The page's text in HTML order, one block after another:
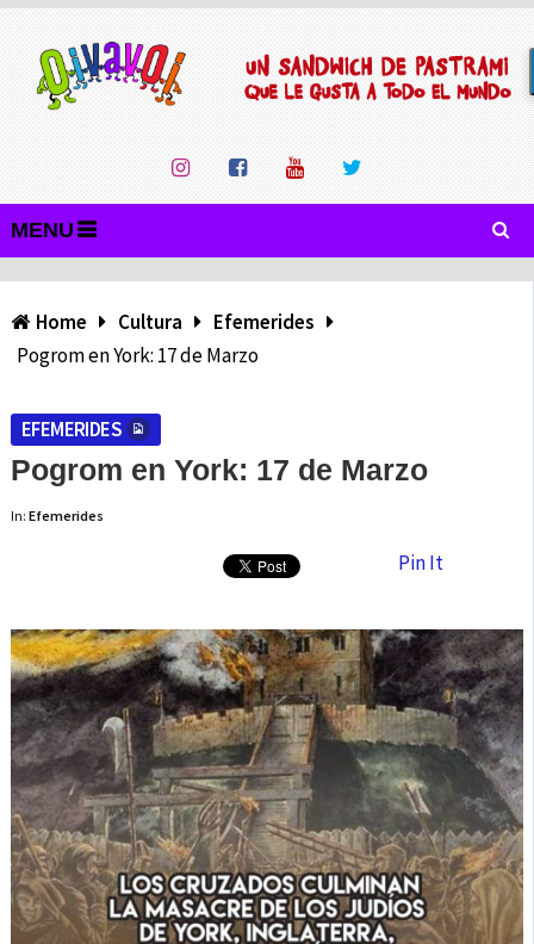
MENU
Home Cultura
Efemerides
Pogrom en York: 17 de Marzo
EFEMERIDES
Pogrom en York: 17 de Marzo
In: Efemerides
Pin It